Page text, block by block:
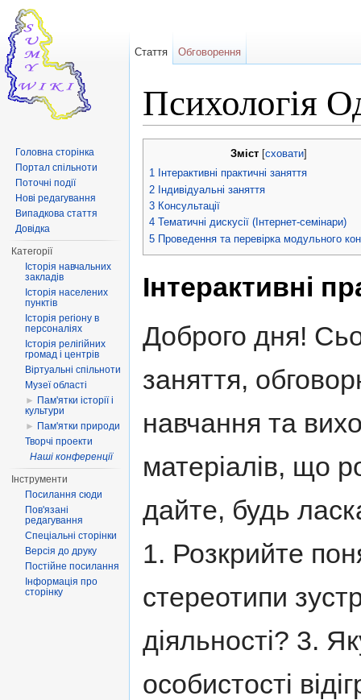
Психологія
Зміст сховати
1 Інтерактивні практичні заняття
2 Індивідуальні заняття
3 Консультації
4 Тематичні дискусії (Інтернет-семінари)
5 Проведення та перевірка модульного
Інтерактивні
Доброго дня!
заняття,
навчання та
матеріалів, що
дайте, будь
1. Розкрийте
стереотипи
діяльності? 3.
особистості
Стаття Обговорення
Головна сторінка
Портал спільноти
Поточні події
Нові редагування
Випадкова стаття
Довідка
Категорії
Історія навчальних
закладів
Історія населених
пунктів
Історія регіону в
персоналіях
Історія релігійних
громад і центрів
Віртуальні спільноти
Музеї області
► Пам'ятки історії і
культури
► Пам'ятки природи
Творчі проекти
Наші конференції
Інструменти
Посилання сюди
Пов'язані
редагування
Спеціальні сторінки
Версія до друку
Постійне посилання
Інформація про
сторінку